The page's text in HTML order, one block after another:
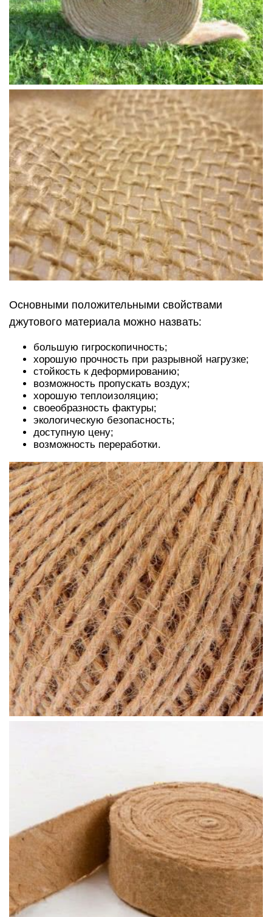
Основными положительными свойствами
джутового материала можно назвать:
большую гигроскопичность;
хорошую прочность при разрывной нагрузке;
стойкость к деформированию;
возможность пропускать воздух;
хорошую теплоизоляцию;
своеобразность фактуры;
экологическую безопасность;
доступную цену;
возможность переработки.